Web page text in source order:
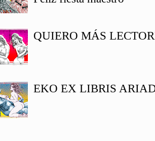
QUIERO MÁS
EKO EX LIBRIS